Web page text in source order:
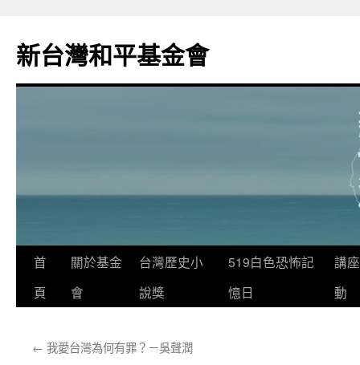
新台灣和平基金會
首
頁
關於基金
會
台灣歷史小
說獎
519白色恐怖記
憶日
講
動
← 我愛台灣為何有罪？－吳聲潤